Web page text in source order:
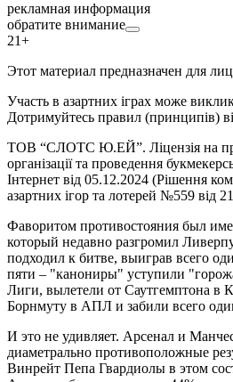
рекламная информация
обратите внимание
21+
Этот материал предназначен для
Участь в азартних іграх може
Дотримуйтесь правил (принципів)
ТОВ “СЛОТС Ю.ЕЙ”. Ліцензія на
організації та проведення
Інтернет від 05.12.2024 (Рішення
азартних ігор та лотерей №559 від
Фаворитом противостояния был
который недавно разгромил
подходил к битве, выиграв всего
пяти – "канониры" уступили
Лиги, вылетели от Саутгемптона в
Борнмуту в АПЛ и забили всего
И это не удивляет. Арсенал и
диаметрально противоположные
Винрейт Пепа Гвардиолы в этом